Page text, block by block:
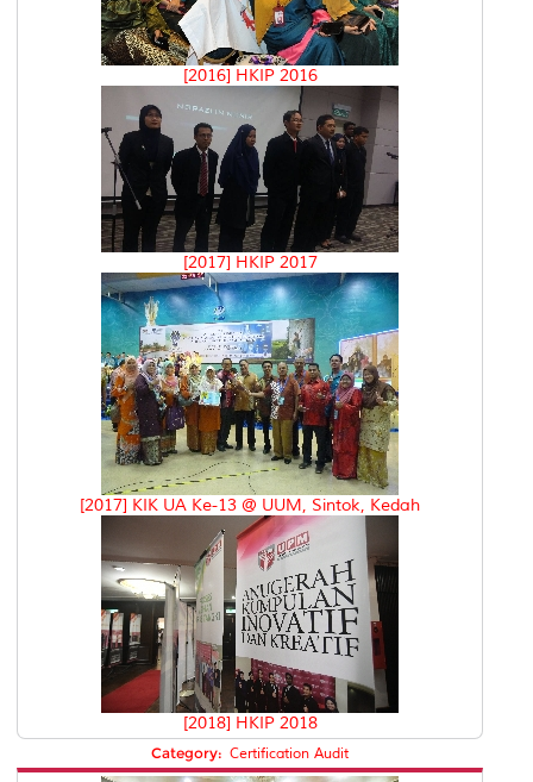
[2016] HKIP 2016
[2017] HKIP 2017
[2017] KIK UA Ke-13 @ UUM, Sintok, Kedah
[2018] HKIP 2018
Category: Certification Audit